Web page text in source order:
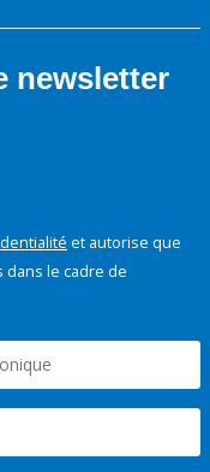
newsletter
et autorise que
le cadre de